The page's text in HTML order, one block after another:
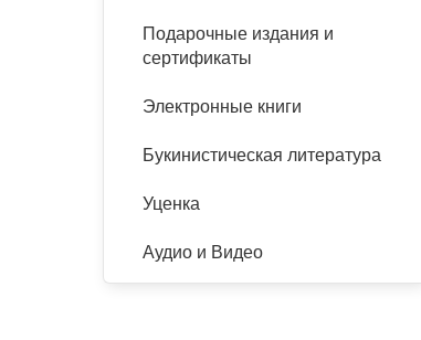
Подарочные издания и
сертификаты
Электронные книги
Букинистическая литература
Уценка
Аудио и Видео